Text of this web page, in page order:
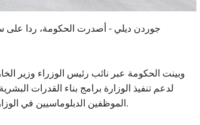
جوردن ديلي - أصدرت الحكومة، ردا على
وبينت الحكومة عبر نائب رئيس الوزراء وزير
الموظفين الدبلوماسيين في الوزارة واستقطاب الكوادر البشرية المؤهلة للعمل بوظيفة ملحق دبلوماسي.